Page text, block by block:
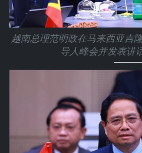
越南总理范明政在马来西亚吉
导人峰会并发表讲